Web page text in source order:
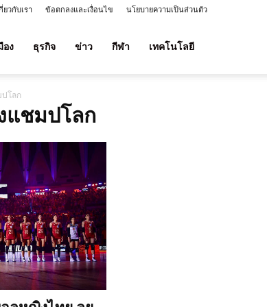
ยวกับเรา ข้อตกลงและเงื่อนไข นโยบายความเป็นส่วนตัว
อง ธุรกิจ ข่าว กีฬา เทคโนโลยี
โลก
แชมปโลก